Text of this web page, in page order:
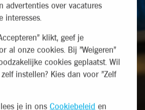
advertenties over vacatures
interesses.
klikt, geef je
al onze cookies. Bij "Weigeren"
cookies geplaatst. Wil
instellen? Kies dan voor "Zelf
je in ons Cookiebeleid en